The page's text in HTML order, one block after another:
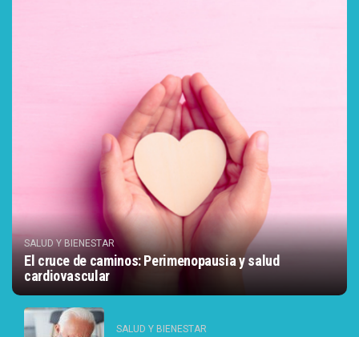
SALUD Y BIENESTAR
El cruce de caminos: Perimenopausia y salud
cardiovascular
SALUD Y BIENESTAR